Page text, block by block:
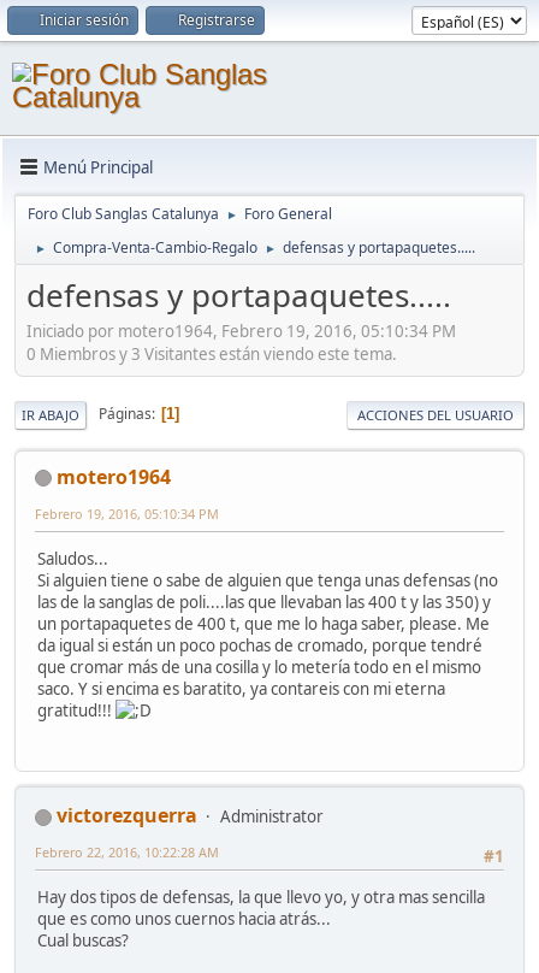
Iniciar sesión Registrarse
Menú Principal
Foro Club Sanglas Catalunya ► Foro General
► Compra-Venta-Cambio-Regalo ► defensas y portapaquetes.....
defensas y portapaquetes.....
Iniciado por motero1964, Febrero 19, 2016, 05:10:34 PM
0 Miembros y 3 Visitantes están viendo este tema.
IR ABAJO Páginas 1 ACCIONES DEL USUARIO
motero1964
Febrero 19, 2016, 05:10:34 PM
Saludos...
Si alguien tiene o sabe de alguien que tenga unas defensas (no
las de la sanglas de poli....las que llevaban las 400 t y las 350) y
un portapaquetes de 400 t, que me lo haga saber, please. Me
da igual si están un poco pochas de cromado, porque tendré
que cromar más de una cosilla y lo metería todo en el mismo
saco. Y si encima es baratito, ya contareis con mi eterna
gratitud!!!
victorezquerra
Administrator
#1
Febrero 22, 2016, 10:22:28 AM
Hay dos tipos de defensas, la que llevo yo, y otra mas sencilla
que es como unos cuernos hacia atrás...
Cual buscas?